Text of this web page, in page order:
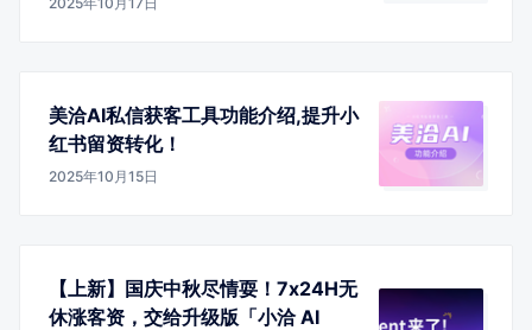
美洽AI私信获客工具功能介绍,提升小
红书留资转化！
2025年10月15日
【上新】国庆中秋尽情耍！7x24H无
休涨客资，交给升级版「小洽 AI